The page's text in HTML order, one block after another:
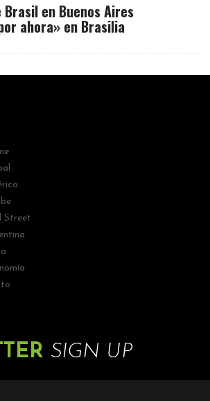
Brasil en Buenos Aires
ahora» en Brasilia
Street
SIGN UP